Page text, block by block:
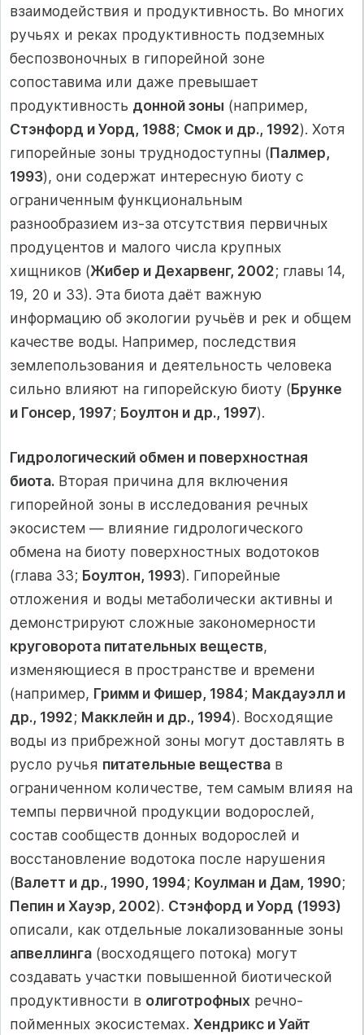
взаимодействия и продуктивность. Во многих
ручьях и реках продуктивность подземных
беспозвоночных в гипорейной зоне
сопоставима или даже превышает
продуктивность донной зоны (например,
Стэнфорд и Уорд, 1988; Смок и др., 1992). Хотя
гипорейные зоны труднодоступны (Палмер,
1993), они содержат интересную биоту с
ограниченным функциональным
разнообразием из-за отсутствия первичных
продуцентов и малого числа крупных
хищников (Жибер и Дехарвенг, 2002; главы 14,
19, 20 и 33). Эта биота даёт важную
информацию об экологии ручьёв и рек и общем
качестве воды. Например, последствия
землепользования и деятельность человека
сильно влияют на гипорейскую биоту (Брунке
и Гонсер, 1997; Боултон и др., 1997).
Гидрологический обмен и поверхностная
биота. Вторая причина для включения
гипорейной зоны в исследования речных
экосистем — влияние гидрологического
обмена на биоту поверхностных водотоков
(глава 33; Боултон, 1993). Гипорейные
отложения и воды метаболически активны и
демонстрируют сложные закономерности
круговорота питательных веществ,
изменяющиеся в пространстве и времени
(например, Гримм и Фишер, 1984; Макдауэлл и
др., 1992; Макклейн и др., 1994). Восходящие
воды из прибрежной зоны могут доставлять в
русло ручья питательные вещества в
ограниченном количестве, тем самым влияя на
темпы первичной продукции водорослей,
состав сообществ донных водорослей и
восстановление водотока после нарушения
(Валетт и др., 1990, 1994; Коулман и Дам, 1990;
Пепин и Хауэр, 2002). Стэнфорд и Уорд (1993)
описали, как отдельные локализованные зоны
апвеллинга (восходящего потока) могут
создавать участки повышенной биотической
продуктивности в олиготрофных речно-
пойменных экосистемах. Хендрикс и Уайт